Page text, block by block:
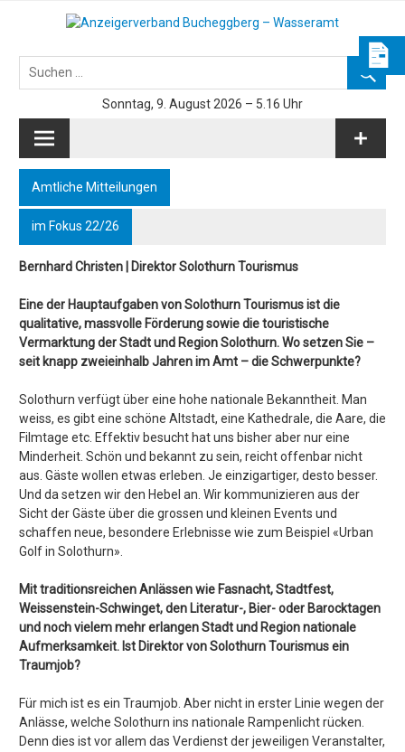
Sonntag, 9. August 2026 – 5.16 Uhr
Amtliche Mitteilungen
im Fokus 22/26
Bernhard Christen | Direktor Solothurn Tourismus
Eine der Hauptaufgaben von Solothurn Tourismus ist die
qualitative, massvolle Förderung sowie die touristische
Vermarktung der Stadt und Region Solothurn. Wo setzen Sie –
seit knapp zweieinhalb Jahren im Amt – die Schwerpunkte?
Solothurn verfügt über eine hohe nationale Bekanntheit. Man
weiss, es gibt eine schöne Altstadt, eine Kathedrale, die Aare, die
Filmtage etc. Effektiv besucht hat uns bisher aber nur eine
Minderheit. Schön und bekannt zu sein, reicht offenbar nicht
aus. Gäste wollen etwas erleben. Je einzigartiger, desto besser.
Und da setzen wir den Hebel an. Wir kommunizieren aus der
Sicht der Gäste über die grossen und kleinen Events und
schaffen neue, besondere Erlebnisse wie zum Beispiel «Urban
Golf in Solothurn».
Mit traditionsreichen Anlässen wie Fasnacht, Stadtfest,
Weissenstein-Schwinget, den Literatur-, Bier- oder Barocktagen
und noch vielem mehr erlangen Stadt und Region nationale
Aufmerksamkeit. Ist Direktor von Solothurn Tourismus ein
Traumjob?
Für mich ist es ein Traumjob. Aber nicht in erster Linie wegen der
Anlässe, welche Solothurn ins nationale Rampenlicht rücken.
Denn dies ist vor allem das Verdienst der jeweiligen Veranstalter,